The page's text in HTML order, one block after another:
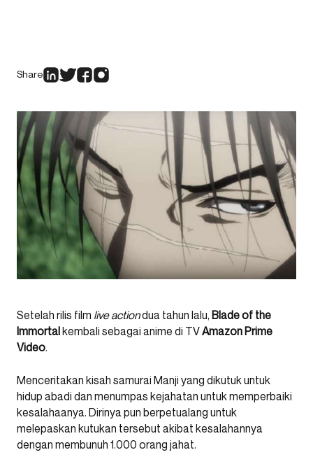
Share
Setelah rilis film live actiondua tahun lalu, Blade of the
Immortalkembali sebagai anime di TVAmazon Prime
Video.
Menceritakan kisah samurai Manji yang dikutuk untuk
hidup abadi dan menumpas kejahatan untuk memperbaiki
kesalahaanya. Dirinya pun berpetualang untuk
melepaskan kutukan tersebut akibat kesalahannya
dengan membunuh 1.000 orang jahat.